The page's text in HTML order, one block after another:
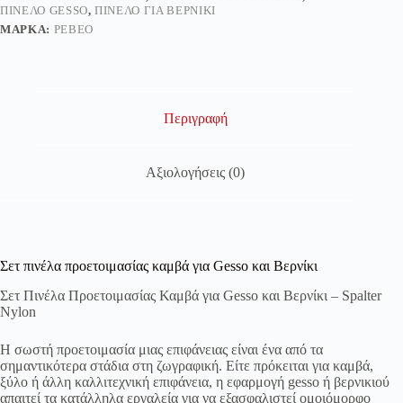
ΠΙΝΈΛΟ GESSO,ΠΙΝΈΛΟ ΓΙΑ ΒΕΡΝΊΚΙ
ΜΆΡΚΑ: PEBEO
Περιγραφή
Αξιολογήσεις (0)
Σετ πινέλα προετοιμασίας καμβά για Gesso και Βερνίκι
Σετ Πινέλα Προετοιμασίας Καμβά για Gesso και Βερνίκι – Spalter
Nylon
Η σωστή προετοιμασία μιας επιφάνειας είναι ένα από τα
σημαντικότερα στάδια στη ζωγραφική. Είτε πρόκειται για καμβά,
ξύλο ή άλλη καλλιτεχνική επιφάνεια, η εφαρμογή gesso ή βερνικιού
απαιτεί τα κατάλληλα εργαλεία για να εξασφαλιστεί ομοιόμορφο